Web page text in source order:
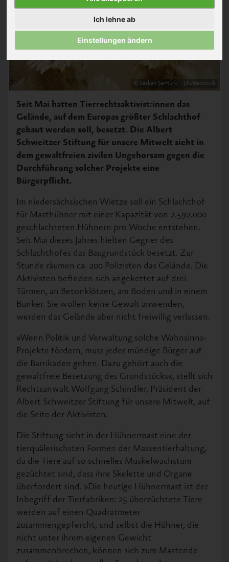
Ich lehne ab
Einstellungen ändern
© Serkan Senturk – Shutterstock
Seit Mai hatten Tierrechtsaktivist:innen das
Gelände, auf dem Europas größter Schlachthof
gebaut werden soll, besetzt. Die Albert
Schweitzer Stiftung für unsere Mitwelt sieht in
dem gewaltfreien zivilen Ungehorsam gegen die
Durchführung solcher Projekte eine
Bürgerpflicht.
Im niedersächsischen Wietze soll ein Schlachthof
für Masthühner mit einer Kapazität von 2.592.000
geschlachteten Hühnern pro Woche entstehen.
Seit Mai dieses Jahres hielten Gegner des
Schlachthofes das Baugrundstück besetzt. Zur
Stunde räumen ca. 200 Polizisten das Gelände. Die
Aktivisten befinden sich angekettet auf drei
Türmen, an Betonklötzen, am Boden und in einem
Bunker. Sie wollen keine Gewalt anwenden,
werden das Gelände aber nicht freiwillig verlassen.
»Wenn Politik und Verwaltung solche Wahnsinns-
Projekte fördern, muss jeder mündige Bürger auf
die Barrikaden gehen. Dazu gehört auch die
gewaltfreie Besetzung des Grundstücks«, stellt sich
Rechtsanwalt Wolfgang Schindler, Präsident der
Albert Schweitzer Stiftung für unsere Mitwelt, auf
die Seite der Aktivisten.
Die Stiftung sieht in der Hühnermast eine der
tierquälerischsten Formen der Massentierhaltung,
da die Tiere auf so schnelles Muskelwachstum
gezüchtet sind, dass ihre Skelette und Organe
überfordert sind. »Die heutige Hühnermast ist der
Inbegriff der Tierfabriken: 25 überzüchtete Tiere
werden auf einen Quadratmeter
zusammengepfercht, und selbst die Hühner, die
nicht unter ihrem eigenen Gewicht
zusammenbrechen, können sich zum Mastende